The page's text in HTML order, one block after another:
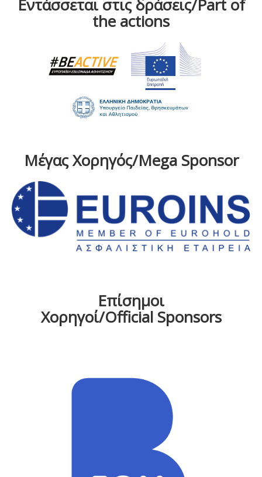
Εντάσσεται στις δράσεις/Part of
the actions
Μέγας Χορηγός/Mega Sponsor
Επίσημοι
Χορηγοί/Official Sponsors